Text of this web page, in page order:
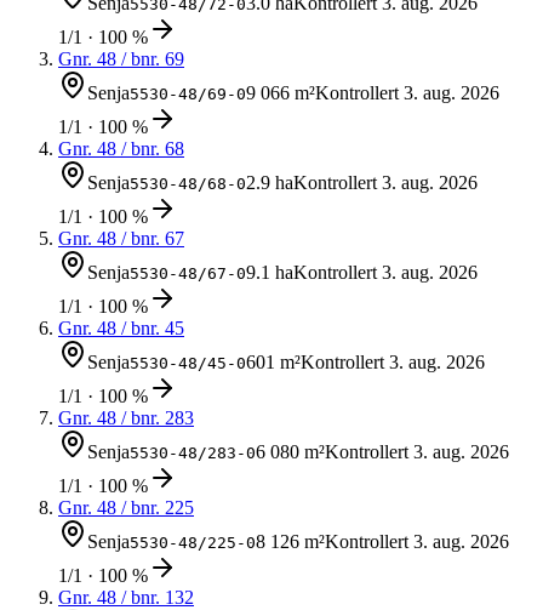
5530-48/72-0
1/1 · 100 %
Gnr. 48 / bnr. 69
Senja5530-48/69-09 066 m²Kontrollert3. aug. 2026
1/1 · 100 %
Gnr. 48 / bnr. 68
Senja5530-48/68-02.9 haKontrollert3. aug. 2026
1/1 · 100 %
Gnr. 48 / bnr. 67
Senja5530-48/67-09.1 haKontrollert3. aug. 2026
1/1 · 100 %
Gnr. 48 / bnr. 45
Senja5530-48/45-0601 m²Kontrollert3. aug. 2026
1/1 · 100 %
Gnr. 48 / bnr. 283
Senja5530-48/283-06 080 m²Kontrollert3. aug. 2026
1/1 · 100 %
Gnr. 48 / bnr. 225
Senja5530-48/225-08 126 m²Kontrollert3. aug. 2026
1/1 · 100 %
Gnr. 48 / bnr. 132